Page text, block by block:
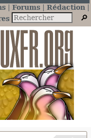
Forums
Rédaction